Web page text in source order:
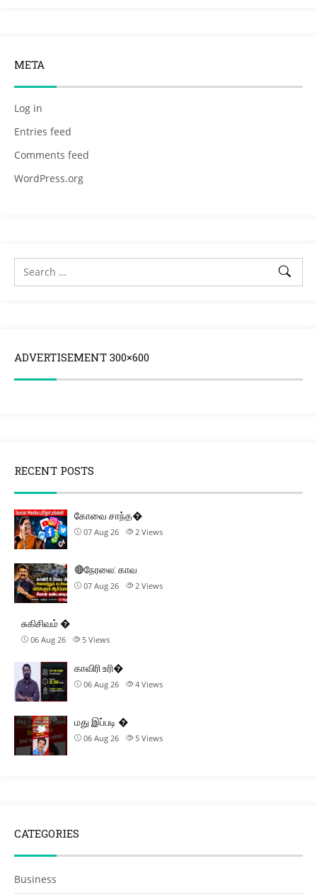
META
Log in
Entries feed
Comments feed
WordPress.org
ADVERTISEMENT 300×600
RECENT POSTS
கோவை சாந்த�
07 Aug 26 2 Views
🔴நேரலை: காவ
07 Aug 26 2 Views
சுகிசிவம் �
06 Aug 26 5 Views
காவிரி உரி�
06 Aug 26 4 Views
மது இப்படி �
06 Aug 26 5 Views
CATEGORIES
Business